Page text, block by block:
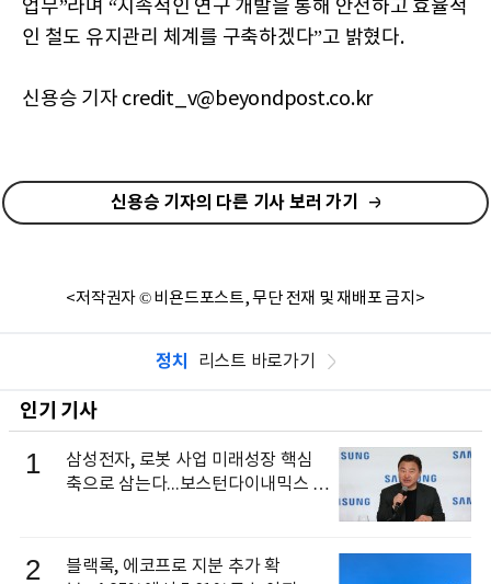
업무”라며 “지속적인 연구 개발을 통해 안전하고 효율적
인 철도 유지관리 체계를 구축하겠다”고 밝혔다.
신용승 기자 credit_v@beyondpost.co.kr
신용승 기자의 다른 기사 보러 가기
<저작권자 © 비욘드포스트, 무단 전재 및 재배포 금지>
정치 리스트 바로가기
인기 기사
1
삼성전자, 로봇 사업 미래성장 핵심
축으로 삼는다...보스턴다이내믹스 출
2
블랙록, 에코프로 지분 추가 확